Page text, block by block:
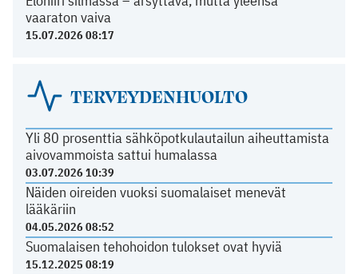
vaaraton vaiva
15.07.2026 08:17
TERVEYDENHUOLTO
Yli 80 prosenttia sähköpotkulautailun aiheuttamista
aivovammoista sattui humalassa
03.07.2026 10:39
Näiden oireiden vuoksi suomalaiset menevät
lääkäriin
04.05.2026 08:52
Suomalaisen tehohoidon tulokset ovat hyviä
15.12.2025 08:19